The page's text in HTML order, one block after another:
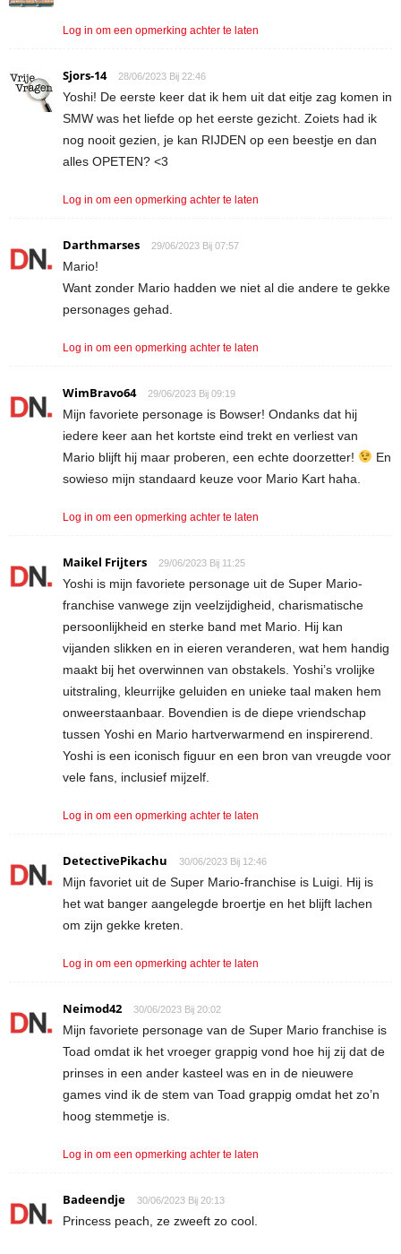
Log in om een opmerking achter te laten
Sjors-14 28/06/2023 Bij 22:46
Yoshi! De eerste keer dat ik hem uit dat eitje zag komen in
SMW was het liefde op het eerste gezicht. Zoiets had ik
nog nooit gezien, je kan RIJDEN op een beestje en dan
alles OPETEN? <3
Log in om een opmerking achter te laten
Darthmarses 29/06/2023 Bij 07:57
Mario!
Want zonder Mario hadden we niet al die andere te gekke
personages gehad.
Log in om een opmerking achter te laten
WimBravo64 29/06/2023 Bij 09:19
Mijn favoriete personage is Bowser! Ondanks dat hij
iedere keer aan het kortste eind trekt en verliest van
Mario blijft hij maar proberen, een echte doorzetter!
En
sowieso mijn standaard keuze voor Mario Kart haha.
Log in om een opmerking achter te laten
Maikel Frijters 29/06/2023 Bij 11:25
Yoshi is mijn favoriete personage uit de Super Mario-
franchise vanwege zijn veelzijdigheid, charismatische
persoonlijkheid en sterke band met Mario. Hij kan
vijanden slikken en in eieren veranderen, wat hem handig
maakt bij het overwinnen van obstakels. Yoshi’s vrolijke
uitstraling, kleurrijke geluiden en unieke taal maken hem
onweerstaanbaar. Bovendien is de diepe vriendschap
tussen Yoshi en Mario hartverwarmend en inspirerend.
Yoshi is een iconisch figuur en een bron van vreugde voor
vele fans, inclusief mijzelf.
Log in om een opmerking achter te laten
DetectivePikachu 30/06/2023 Bij 12:46
Mijn favoriet uit de Super Mario-franchise is Luigi. Hij is
het wat banger aangelegde broertje en het blijft lachen
om zijn gekke kreten.
Log in om een opmerking achter te laten
Neimod42 30/06/2023 Bij 20:02
Mijn favoriete personage van de Super Mario franchise is
Toad omdat ik het vroeger grappig vond hoe hij zij dat de
prinses in een ander kasteel was en in de nieuwere
games vind ik de stem van Toad grappig omdat het zo’n
hoog stemmetje is.
Log in om een opmerking achter te laten
Badeendje 30/06/2023 Bij 20:13
Princess peach, ze zweeft zo cool.